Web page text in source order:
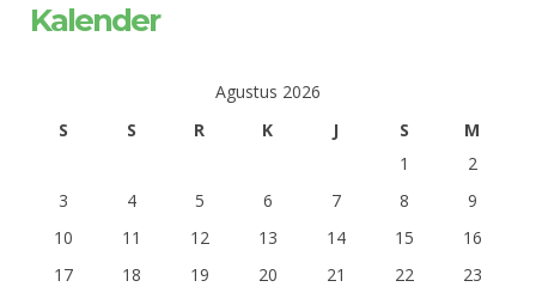
Kalender
Agustus 2026
S
S R K J S
M
1
2
3
4 5 6 7 8
9
10
11 12 13 14 15
16
17
18 19 20 21 22
23